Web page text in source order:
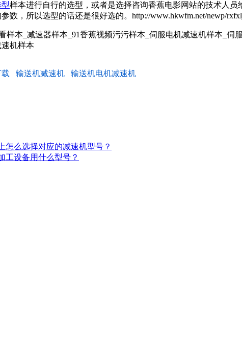
样本进行自行的选型，或者是选择咨询香蕉电影网站的技术人
，所以选型的话还是很好选的。http://www.hkwfm.net/newp/
本_减速器样本_91香蕉视频污污样本_伺服电机减速机样本_伺
机样本
输送机减速机 输送机电机减速机
么选择对应的减速机型号？
备用什么型号？